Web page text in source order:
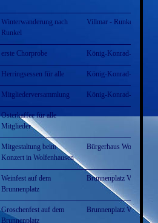
Winterwanderung nach
Runkel
Villmar - Runkel -
erste Chorprobe König-Konrad-Halle
Herringsessen für alle König-Konrad-Halle
Mitgliederversammlung König-Konrad-Halle
Osterkaffee für alle
Mitglieder
Mitgestaltung beim
Konzert in Wolfenhausen
Bürgerhaus
Weinfest auf dem
Brunnenplatz
Brunnenplatz Villmar
Groschenfest auf dem
Brunnenplatz
Brunnenplatz Villmar